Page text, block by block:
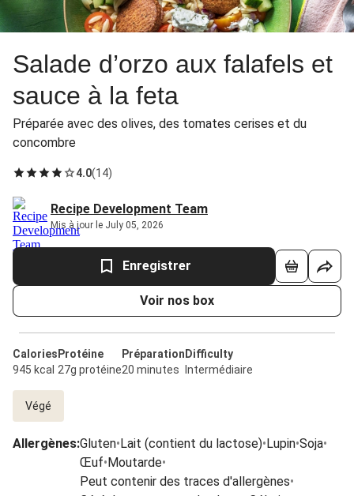
Salade d’orzo aux falafels et
sauce à la feta
Préparée avec des olives, des tomates cerises et du
concombre
4.0(14)
Recipe Development Team
Mis à jour le July 05, 2026
Enregistrer
Voir nos box
Calories
945 kcal
Protéine
27g protéine
Préparation
20 minutes
Difficulty
Intermédiaire
Végé
Allergènes:Gluten•Lait (contient du lactose)•Lupin•Soja•
Œuf•Moutarde•
Peut contenir des traces d'allergènes•